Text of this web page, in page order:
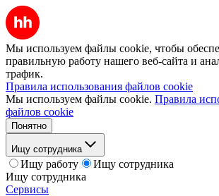
Мы используем файлы cookie, чтобы
правильную работу нашего веб-сайта и
трафик.
Правила использования файлов cookie
Мы используем файлы cookie. Правила
файлов cookie
Понятно
Ищу сотрудника
Ищу работу
Ищу сотрудника
Ищу сотрудника
Сервисы